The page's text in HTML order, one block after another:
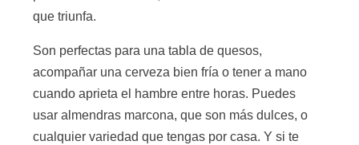
que triunfa.
Son perfectas para una tabla de quesos,
acompañar una cerveza bien fría o tener a mano
cuando aprieta el hambre entre horas. Puedes
usar almendras marcona, que son más dulces, o
cualquier variedad que tengas por casa. Y si te